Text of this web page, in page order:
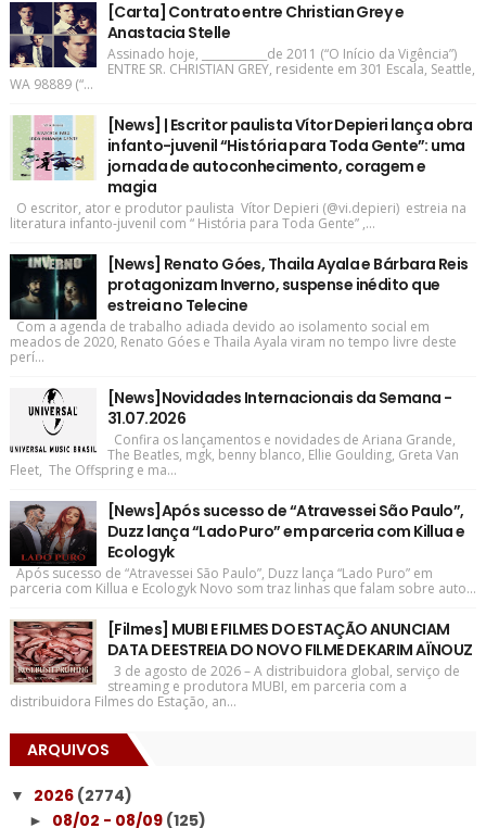
[Carta] Contrato entre Christian Grey e
Anastacia Stelle
Assinado hoje, ____________de 2011 (“O Início da Vigência”)
ENTRE SR. CHRISTIAN GREY, residente em 301 Escala, Seattle,
WA 98889 (“...
[News] | Escritor paulista Vítor Depieri lança obra
infanto-juvenil “História para Toda Gente”: uma
jornada de autoconhecimento, coragem e
magia
O escritor, ator e produtor paulista Vítor Depieri (@vi.depieri) estreia na
literatura infanto-juvenil com “ História para Toda Gente” ,...
[News] Renato Góes, Thaila Ayala e Bárbara Reis
protagonizam Inverno, suspense inédito que
estreia no Telecine
Com a agenda de trabalho adiada devido ao isolamento social em
meados de 2020, Renato Góes e Thaila Ayala viram no tempo livre deste
perí...
[News]Novidades Internacionais da Semana -
31.07.2026
Confira os lançamentos e novidades de Ariana Grande,
The Beatles, mgk, benny blanco, Ellie Goulding, Greta Van
Fleet, The Offspring e ma...
[News]Após sucesso de “Atravessei São Paulo”,
Duzz lança “Lado Puro” em parceria com Killua e
Ecologyk
Após sucesso de “Atravessei São Paulo”, Duzz lança “Lado Puro” em
parceria com Killua e Ecologyk Novo som traz linhas que falam sobre auto...
[Filmes] MUBI E FILMES DO ESTAÇÃO ANUNCIAM
DATA DE ESTREIA DO NOVO FILME DE KARIM AÏNOUZ
3 de agosto de 2026 – A distribuidora global, serviço de
streaming e produtora MUBI, em parceria com a
distribuidora Filmes do Estação, an...
ARQUIVOS
▼ 2026 (2774)
► 08/02 - 08/09 (125)